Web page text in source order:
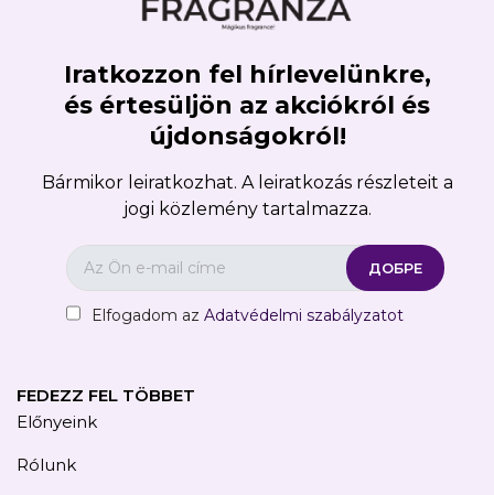
Iratkozzon fel hírlevelünkre,
és értesüljön az akciókról és
újdonságokról!
Bármikor leiratkozhat. A leiratkozás részleteit a
jogi közlemény tartalmazza.
Elfogadom az Adatvédelmi szabályzatot
FEDEZZ FEL TÖBBET
Előnyeink
Rólunk